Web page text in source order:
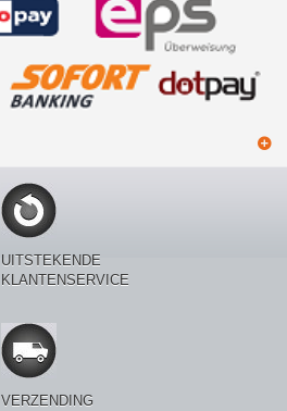
UITSTEKENDE
KLANTENSERVICE
VERZENDING